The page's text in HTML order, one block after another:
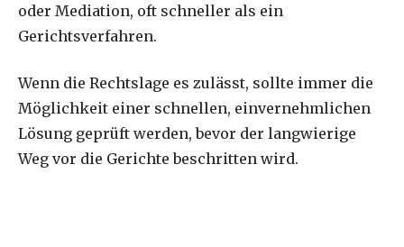
oder Mediation, oft schneller als ein
Gerichtsverfahren.
Wenn die Rechtslage es zulässt, sollte immer die
Möglichkeit einer schnellen, einvernehmlichen
Lösung geprüft werden, bevor der langwierige
Weg vor die Gerichte beschritten wird.